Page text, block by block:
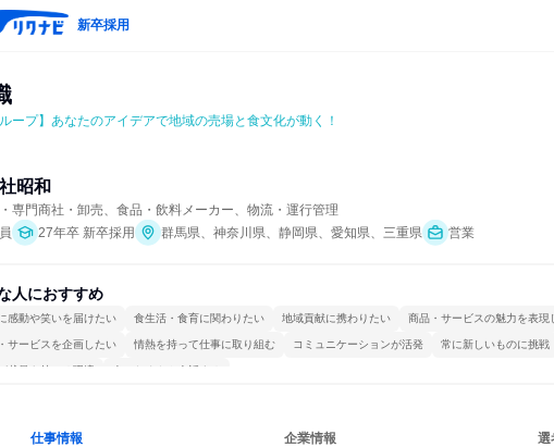
新卒採用
ループ】あなたのアイデアで地域の売場と食文化が動く！
昭和
専門商社・卸売、食品・飲料メーカー、物流・運行管理
27年卒 新卒採用 群馬県、神奈川県、静岡県、愛知県、三重県 営業
人におすすめ
感動や笑いを届けたい 食生活・食育に関わりたい 地域貢献に携わりたい 商品・サービスの魅力を表現
サービスを企画したい 情熱を持って仕事に取り組む コミュニケーションが活発 常に新しいものに挑戦
裁量を持てる環境 人とたくさん会話する
仕事情報 企業情報 選